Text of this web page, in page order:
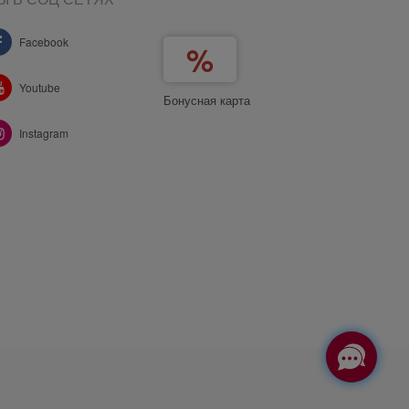
Facebook
Youtube
Instagram
Бонусная карта